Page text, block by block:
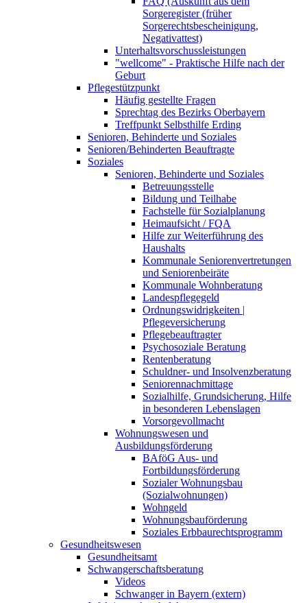
Sorgeregister (früher
Sorgerechtsbescheinigung,
Negativattest)
Unterhaltsvorschussleistungen
"wellcome" - Praktische Hilfe nach der
Geburt
Pflegestützpunkt
Häufig gestellte Fragen
Sprechtag des Bezirks Oberbayern
Treffpunkt Selbsthilfe Erding
Senioren, Behinderte und Soziales
Senioren/Behinderten Beauftragte
Soziales
Senioren, Behinderte und Soziales
Betreuungsstelle
Bildung und Teilhabe
Fachstelle für Sozialplanung
Heimaufsicht / FQA
Hilfe zur Weiterführung des
Haushalts
Kommunale Seniorenvertretungen
und Seniorenbeiräte
Kommunale Wohnberatung
Landespflegegeld
Ordnungswidrigkeiten |
Pflegeversicherung
Pflegebeauftragter
Psychosoziale Beratung
Rentenberatung
Schuldner- und Insolvenzberatung
Seniorennachmittage
Sozialhilfe, Grundsicherung, Hilfe
in besonderen Lebenslagen
Vorsorgevollmacht
Wohnungswesen und
Ausbildungsförderung
BAföG Aus- und
Fortbildungsförderung
Sozialer Wohnungsbau
(Sozialwohnungen)
Wohngeld
Wohnungsbauförderung
Soziales Erbbaurechtsprogramm
Gesundheitswesen
Gesundheitsamt
Schwangerschaftsberatung
Videos
Schwanger in Bayern (extern)